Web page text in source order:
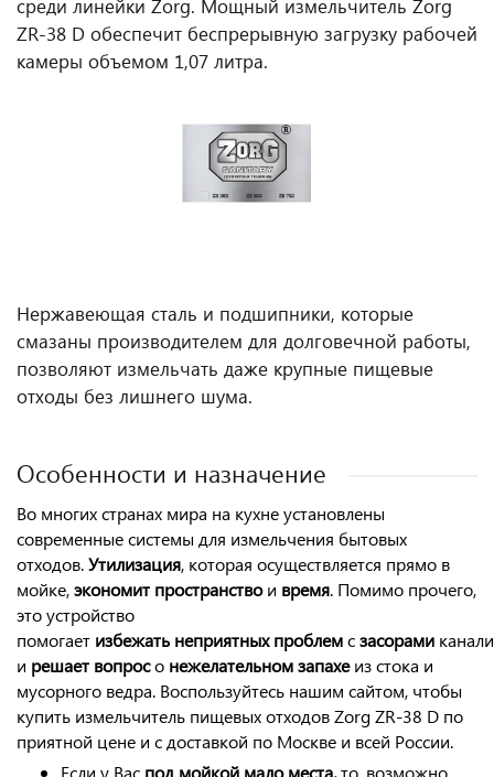
среди линейки Zorg. Мощный измельчитель Zorg
ZR-38 D обеспечит беспрерывную загрузку рабочей
камеры объемом 1,07 литра.
Нержавеющая сталь и подшипники, которые
смазаны производителем для долговечной работы,
позволяют измельчать даже крупные пищевые
отходы без лишнего шума.
Особенности и назначение
Во многих странах мира на кухне установлены
современные системы для измельчения бытовых
отходов.Утилизация, которая осуществляется прямо в
мойке,экономит пространствои время. Помимо прочего,
это устройство
помогает избежать неприятныхпроблемсзасорами
и решает вопросо нежелательномзапахе из стока и
мусорного ведра. Воспользуйтесь нашим сайтом, чтобы
купить измельчитель пищевых отходов Zorg ZR-38 D по
приятной цене и с доставкой по Москве и всей России.
Если у Вас под мойкой мало места,то, возможно,